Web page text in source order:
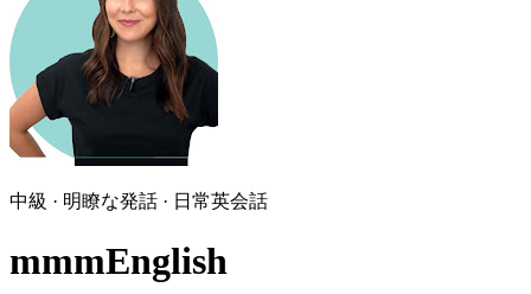
中級 · 明瞭な発話 · 日常英会話
mmmEnglish